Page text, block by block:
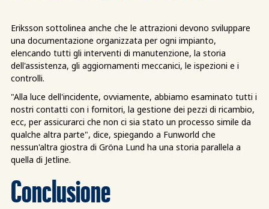
Eriksson sottolinea anche che le attrazioni devono sviluppare
una documentazione organizzata per ogni impianto,
elencando tutti gli interventi di manutenzione, la storia
dell'assistenza, gli aggiornamenti meccanici, le ispezioni e i
controlli.
"Alla luce dell'incidente, ovviamente, abbiamo esaminato tutti i
nostri contatti con i fornitori, la gestione dei pezzi di ricambio,
ecc, per assicurarci che non ci sia stato un processo simile da
qualche altra parte", dice, spiegando a Funworld che
nessun'altra giostra di Gröna Lund ha una storia parallela a
quella di Jetline.
Conclusione